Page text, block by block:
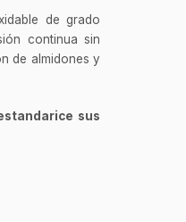
de grado
continua sin
de almidones y
sus